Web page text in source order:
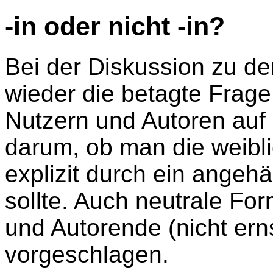
-in oder nicht -in?
Bei der Diskussion zu
wieder die betagte
Nutzern und Autoren auf
darum, ob man die
explizit durch ein
sollte. Auch neutrale
und Autorende (nicht
vorgeschlagen.